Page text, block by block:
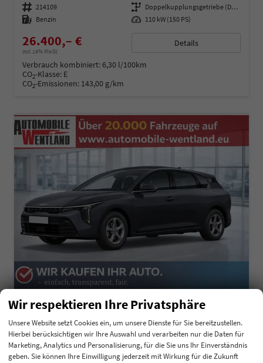
Fahrzeugnummer 214109 Getriebe
Doppelkupplungsgetriebe (DSG)
Kraftstoff Benzin Leistung 110 kW (150 PS)
26.400,– €
incl. 19% MwSt.
Details
Verbrauch kombiniert:6,30 l/100km
CO2-Klasse: E
CO2-Emissionen: 143,00 g/km
Kia K4
Comfort Kamera PDC v+h Klima
unverbindliche Lieferzeit: 4 - 6 Monate Neuwagen mit Tageszulassung
Fahrzeugnummer 200072 Getriebe Autom. 7-Gang
Wir respektieren Ihre Privatsphäre
Unsere Website setzt Cookies ein, um unsere Dienste für Sie bereitzustellen.
Hierbei berücksichtigen wir Ihre Auswahl und verarbeiten nur die Daten für
Marketing, Analytics und Personalisierung, für die Sie uns Ihr Einverständnis
geben. Sie können Ihre Einwilligung jederzeit mit Wirkung für die Zukunft